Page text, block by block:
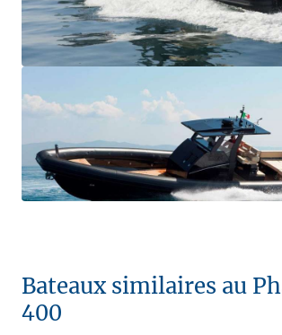
Bateaux similaires au
400